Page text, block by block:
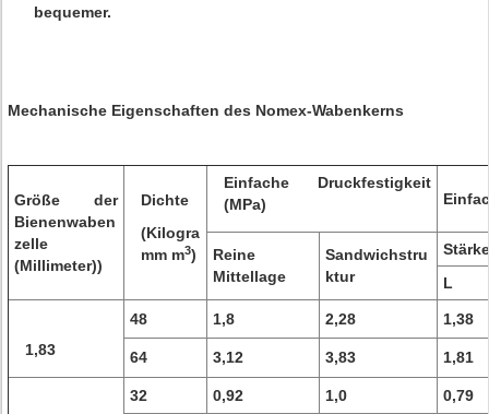
bequemer.
Mechanische Eigenschaften des Nomex-Wabenkerns
Größe der
Bienenwaben
zelle
(Millimeter))
Dichte
(Kilogra
mm m3)
Einfache Druckfestigkeit
(MPa)
Reine
Mittellage
Sandwichstru
ktur
Stärke
L
1,83
48 1,8 2,28 1,38
64 3,12 3,83 1,81
32 0,92 1,0 0,79